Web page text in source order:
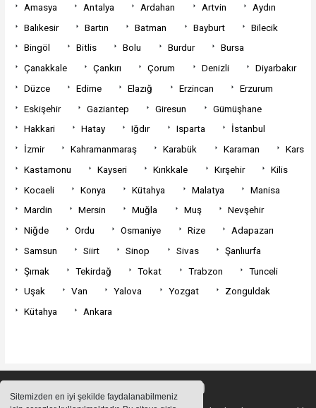
Sitemizden en iyi şekilde faydalanabilmeniz
Amasya
Antalya Ardahan Artvin
Aydın
Balıkesir
Bartın Batman Bayburt
Bilecik
Bingöl
Bitlis Bolu Burdur
Bursa
Çanakkale
Çankırı Çorum Denizli
Diyarbakır
Düzce
Edirne Elazığ Erzincan
Erzurum
Eskişehir
Gaziantep Giresun
Gümüşhane
Hakkari
Hatay Iğdır Isparta
İstanbul
İzmir
Kahramanmaraş Karabük Karaman
Kars
Kastamonu
Kayseri Kırıkkale Kırşehir
Kilis
Kocaeli
Konya Kütahya Malatya
Manisa
Mardin
Mersin Muğla Muş
Nevşehir
Niğde
Ordu Osmaniye Rize
Adapazarı
Samsun
Siirt Sinop Sivas
Şanlıurfa
Şırnak
Tekirdağ Tokat Trabzon
Tunceli
Uşak
Van Yalova Yozgat
Zonguldak
Kütahya
Ankara